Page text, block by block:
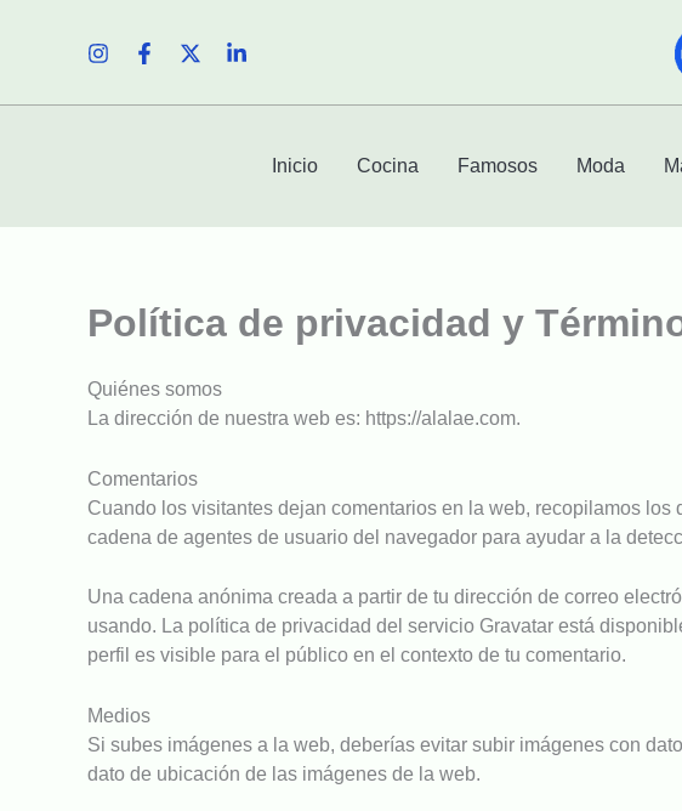
Inicio Cocina Famosos Moda
Política de privacidad y
Quiénes somos
La dirección de nuestra web es: https://alalae.com.
Comentarios
Cuando los visitantes dejan comentarios en la web, recopilamos
cadena de agentes de usuario del navegador para ayudar a la
Una cadena anónima creada a partir de tu dirección de correo
usando. La política de privacidad del servicio Gravatar está
perfil es visible para el público en el contexto de tu comentario.
Medios
Si subes imágenes a la web, deberías evitar subir imágenes con
dato de ubicación de las imágenes de la web.